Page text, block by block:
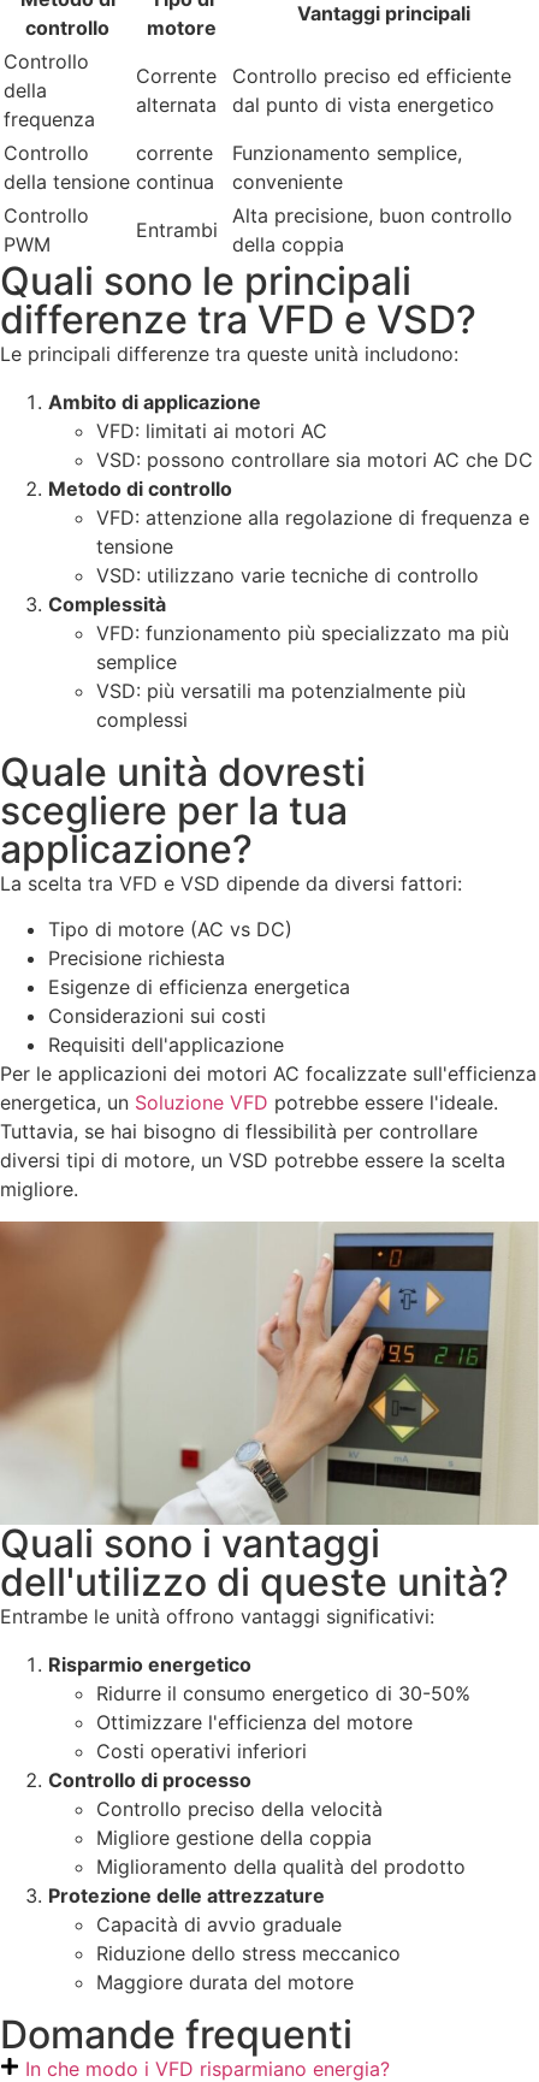
controllo
motore
Vantaggi principali
Controllo
della
frequenza
Corrente
alternata
Controllo preciso ed efficiente
dal punto di vista energetico
Controllo
della tensione
corrente
continua
Funzionamento semplice,
conveniente
Controllo
PWM
Entrambi
Alta precisione, buon controllo
della coppia
Quali sono le principali
differenze tra VFD e VSD?
Le principali differenze tra queste unità includono:
Ambito di applicazione
VFD: limitati ai motori AC
VSD: possono controllare sia motori AC che DC
Metodo di controllo
VFD: attenzione alla regolazione di frequenza e
tensione
VSD: utilizzano varie tecniche di controllo
Complessità
VFD: funzionamento più specializzato ma più
semplice
VSD: più versatili ma potenzialmente più
complessi
Quale unità dovresti
scegliere per la tua
applicazione?
La scelta tra VFD e VSD dipende da diversi fattori:
Tipo di motore (AC vs DC)
Precisione richiesta
Esigenze di efficienza energetica
Considerazioni sui costi
Requisiti dell'applicazione
Per le applicazioni dei motori AC focalizzate sull'efficienza
energetica, un Soluzione VFD potrebbe essere l'ideale.
Tuttavia, se hai bisogno di flessibilità per controllare
diversi tipi di motore, un VSD potrebbe essere la scelta
migliore.
Quali sono i vantaggi
dell'utilizzo di queste unità?
Entrambe le unità offrono vantaggi significativi:
Risparmio energetico
Ridurre il consumo energetico di 30-50%
Ottimizzare l'efficienza del motore
Costi operativi inferiori
Controllo di processo
Controllo preciso della velocità
Migliore gestione della coppia
Miglioramento della qualità del prodotto
Protezione delle attrezzature
Capacità di avvio graduale
Riduzione dello stress meccanico
Maggiore durata del motore
Domande frequenti
In che modo i VFD risparmiano energia?